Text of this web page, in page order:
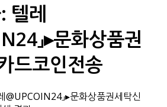
텔레
」▸문화상품권
드코인전송
@UPCOIN24」▸문화상품권세탁신